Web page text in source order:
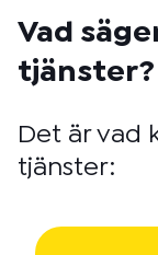
Vad
tjänster?
Det är vad
tjänster: